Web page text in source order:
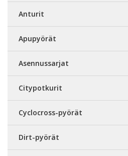
Anturit
Apupyörät
Asennussarjat
Citypotkurit
Cyclocross-pyörät
Dirt-pyörät